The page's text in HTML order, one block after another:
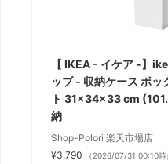
【 IKEA - イケア -】
ッブ - 収納ケース ボッ
ト 31×34×33 cm
納
Shop-Polori 楽天市場店
¥3,790
（2026/07/31 00:10時